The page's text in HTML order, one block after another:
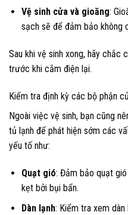
Vệ sinh cửa và gioăng:
sạch sẽ để đảm bảo không
Sau khi vệ sinh xong, hãy chắc
trước khi cắm điện lại.
Kiểm tra định kỳ các bộ phận
Ngoài việc vệ sinh, bạn cũng
tủ lạnh để phát hiện sớm các
yếu tố như:
Quạt gió: Đảm bảo quạt
kẹt bởi bụi bẩn.
Dàn lạnh: Kiểm tra xem